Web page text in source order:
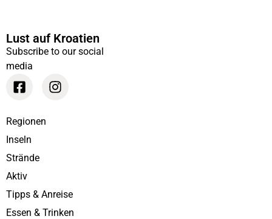
Lust auf Kroatien
Subscribe to our social
media
Regionen
Inseln
Strände
Aktiv
Tipps & Anreise
Essen & Trinken